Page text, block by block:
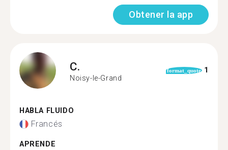
Obtener la app
C.
Noisy-le-Grand
format_quote 1
HABLA FLUIDO
Francés
APRENDE